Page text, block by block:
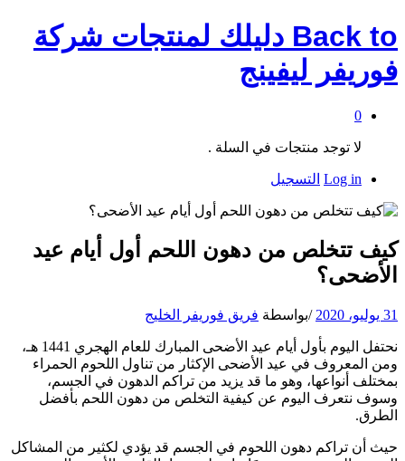
Backدليلك لمنتجات شركة
ليفينج
0
لا توجد منتجات في السلة .
Log in التسجيل
تتخلص من دهون اللحم أول أيام عيد
/بواسطةفريق فوريفر الخليج
نحتفل اليوم بأول أيام عيد الأضحى المبارك للعام الهجري 1441 هـ،
المعروف في عيد الأضحى الإكثار من تناول اللحوم الحمراء
أنواعها، وهو ما قد يزيد من تراكم الدهون في الجسم،
نتعرف اليوم عن كيفية التخلص من دهون اللحم بأفضل
أن تراكم دهون اللحوم في الجسم قد يؤدي لكثير من المشاكل